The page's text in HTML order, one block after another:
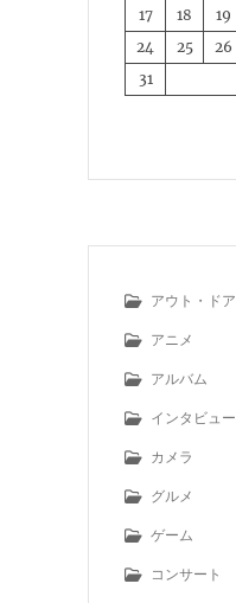
17 18 19
24
25 26
31
アウト・ドア
アニメ
アルバム
インタビュー
カメラ
グルメ
ゲーム
コンサート